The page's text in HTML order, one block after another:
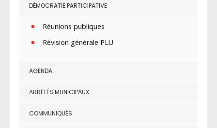
DÉMOCRATIE PARTICIPATIVE
Réunions publiques
Révision générale PLU
AGENDA
ARRÊTÉS MUNICIPAUX
COMMUNIQUÉS